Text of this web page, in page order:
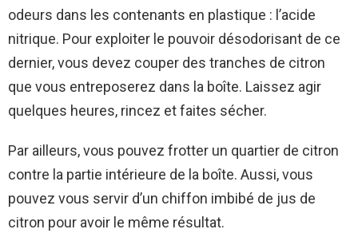
odeurs dans les contenants en plastique : l’acide
nitrique. Pour exploiter le pouvoir désodorisant de ce
dernier, vous devez couper des tranches de citron
que vous entreposerez dans la boîte. Laissez agir
quelques heures, rincez et faites sécher.
Par ailleurs, vous pouvez frotter un quartier de citron
contre la partie intérieure de la boîte. Aussi, vous
pouvez vous servir d’un chiffon imbibé de jus de
citron pour avoir le même résultat.